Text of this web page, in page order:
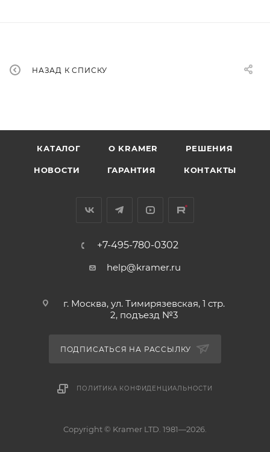
НАЗАД К СПИСКУ
КАТАЛОГ O KRAMER РЕШЕНИЯ
НОВОСТИ ГАРАНТИЯ КОНТАКТЫ
+7-495-780-0302
help@kramer.ru
г. Москва, ул. Тимирязевская, 1 стр.
2, подъезд №3
ПОДПИСАТЬСЯ НА РАССЫЛКУ
ПОЛИТИКА КОНФИДЕНЦИАЛЬНОСТИ
Copyright © Kramer LTD. 1981—2026.